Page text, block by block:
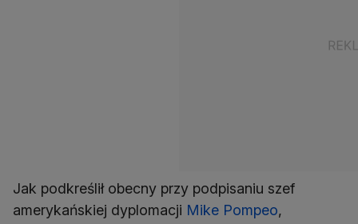
Jak podkreślił obecny przy podpisaniu szef
amerykańskiej dyplomacji Mike Pompeo,